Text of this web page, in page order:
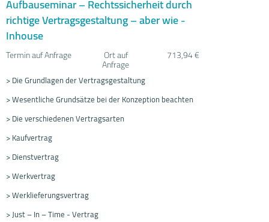
Aufbauseminar – Rechtssicherheit durch
richtige Vertragsgestaltung – aber wie -
Inhouse
Termin auf Anfrage Ort auf
Anfrage
713,94 €
> Die Grundlagen der Vertragsgestaltung
> Wesentliche Grundsätze bei der Konzeption beachten
> Die verschiedenen Vertragsarten
> Kaufvertrag
> Dienstvertrag
> Werkvertrag
> Werklieferungsvertrag
> Just – In – Time - Vertrag